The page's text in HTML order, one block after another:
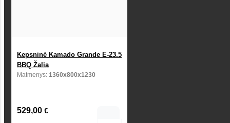
Kepsninė Kamado Grande E-23.5
BBQ Žalia
Matmenys: 1360x800x1230
529,00 €